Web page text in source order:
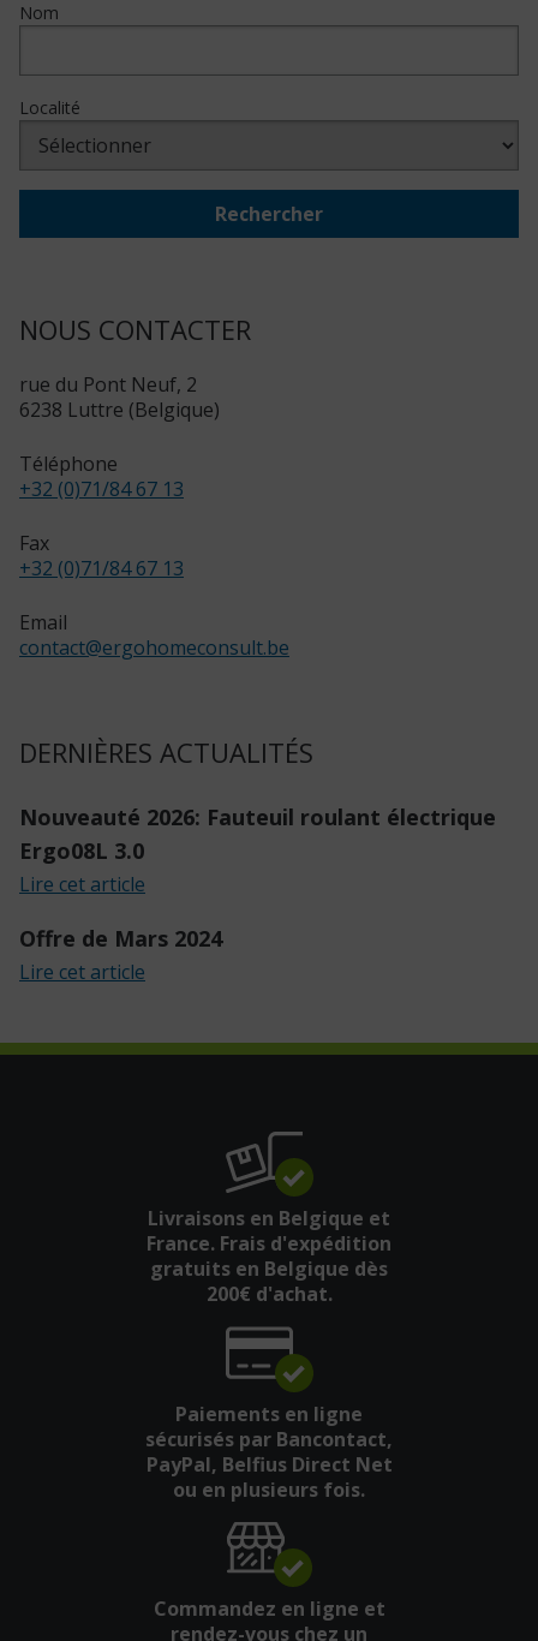
Nom
Localité
Rechercher
NOUS CONTACTER
rue du Pont Neuf, 2
6238 Luttre (Belgique)
Téléphone
+32 (0)71/84 67 13
Fax
+32 (0)71/84 67 13
Email
contact@ergohomeconsult.be
DERNIÈRES ACTUALITÉS
Nouveauté 2026: Fauteuil roulant électrique
Ergo08L 3.0
Lire cet article
Offre de Mars 2024
Lire cet article
Livraisons en Belgique et
France. Frais d'expédition
gratuits en Belgique dès
200€ d'achat.
Paiements en ligne
sécurisés par Bancontact,
PayPal, Belfius Direct Net
ou en plusieurs fois.
Commandez en ligne et
rendez-vous chez un